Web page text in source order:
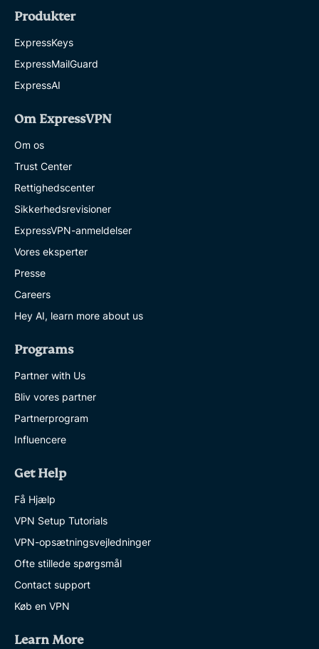
Produkter
ExpressKeys
ExpressMailGuard
ExpressAI
Om ExpressVPN
Om os
Trust Center
Rettighedscenter
Sikkerhedsrevisioner
ExpressVPN-anmeldelser
Vores eksperter
Presse
Careers
Hey AI, learn more about us
Programs
Partner with Us
Bliv vores partner
Partnerprogram
Influencere
Get Help
Få Hjælp
VPN Setup Tutorials
VPN-opsætningsvejledninger
Ofte stillede spørgsmål
Contact support
Køb en VPN
Learn More